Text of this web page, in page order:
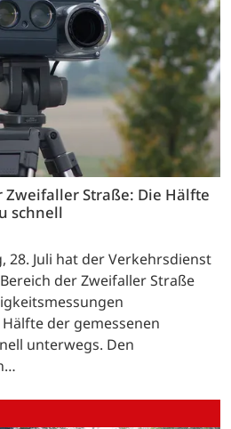
Zweifaller Straße: Die Hälfte
schnell
28. Juli hat der Verkehrsdienst
der Zweifaller Straße
der gemessenen
unterwegs. Den